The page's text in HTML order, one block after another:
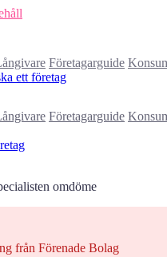
Företagarguide
ett företag
Företagarguide
omdöme
från Förenade Bolag